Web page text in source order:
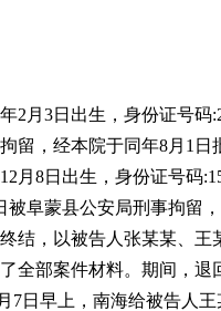
年2 月 3日出生，身份证号码
留，经本院于同年8月 1 日
12 月 8日出生，身份证号码
被阜蒙县公安局刑事拘留
结，以被告人张某某、王
全部案件材料。期间，
月 7日早上，南海给被告人王